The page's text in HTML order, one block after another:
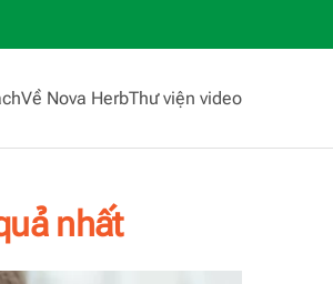
Về Nova HerbThư viện video
nhất